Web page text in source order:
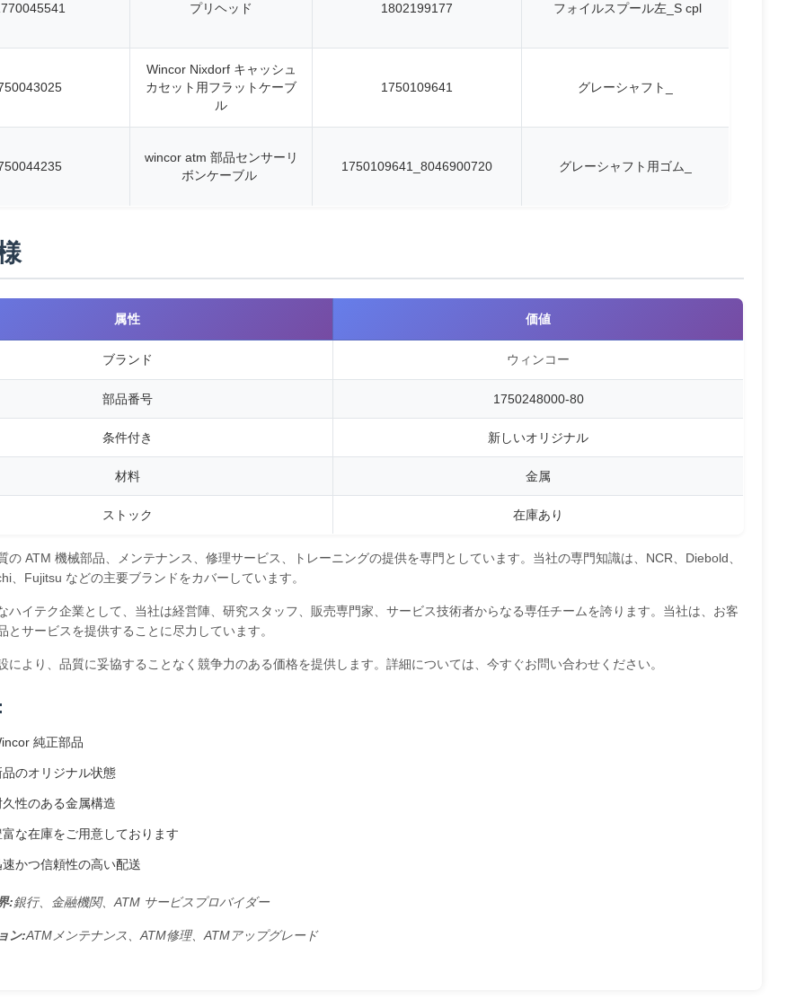
プリヘッド 1802199177 フォイルスプール左_S cpl
Wincor Nixdorf キャッシュ
カセット用フラットケーブ
ル
1750109641 グレーシャフト_
wincor atm 部品センサーリ
ボンケーブル
1750109641_8046900720 グレーシャフト用ゴム_
属性 価値
ブランド ウィンコー
部品番号 1750248000-80
条件付き 新しいオリジナル
材料 金属
ストック 在庫あり
の ATM 機械部品、メンテナンス、修理サービス、トレーニングの提供を専門としています。当社の専門知識は、NCR、Diebold、
、Fujitsu などの主要ブランドをカバーしています。
ハイテク企業として、当社は経営陣、研究スタッフ、販売専門家、サービス技術者からなる専任チームを誇ります。当社は、お客
とサービスを提供することに尽力しています。
により、品質に妥協することなく競争力のある価格を提供します。詳細については、今すぐお問い合わせください。
純正部品
品のオリジナル状態
久性のある金属構造
富な在庫をご用意しております
速かつ信頼性の高い配送
:銀行、金融機関、ATM サービスプロバイダー
ン:ATMメンテナンス、ATM修理、ATMアップグレード